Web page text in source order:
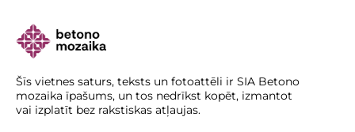
Šīs vietnes saturs, teksts un fotoattēli ir SIA Betono
mozaika īpašums, un tos nedrīkst kopēt, izmantot
vai izplatīt bez rakstiskas atļaujas.